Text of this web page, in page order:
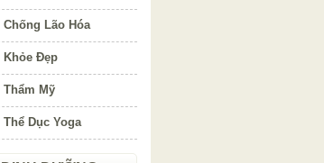
Chống Lão Hóa
Khỏe Đẹp
Thẩm Mỹ
Thể Dục Yoga